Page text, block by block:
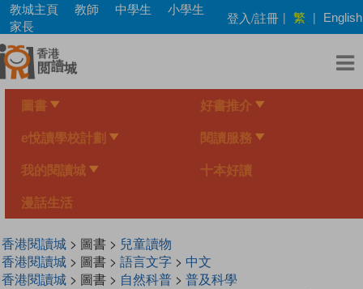
Skip
main
content
教城主頁 教師 中學生
小學生
家長
登入/註冊 | 繁 | English
圖書 好書推介
e悅讀學校計劃 閱讀服務
我的閱讀城 十本好讀
漫話生活
香港閱讀城> 圖書 > 兒童讀物
香港閱讀城> 圖書 > 語言文字> 中文
香港閱讀城> 圖書 > 自然科普> 普及科學